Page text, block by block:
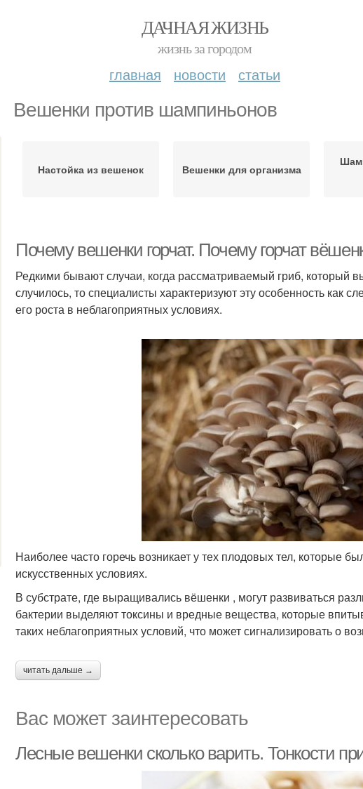
ДАЧНАЯ ЖИЗНЬ
жизнь за городом
главная новости статьи
Вешенки против шампиньонов
Настойка из вешенок Вешенки для организма
Почему вешенки горчат. Почему горчат
Редкими бывают случаи, когда рассматриваемый гриб, который
случилось, то специалисты характеризуют эту особенность как
его роста в неблагоприятных условиях.
Наиболее часто горечь возникает у тех плодовых тел, которые
искусственных условиях.
В субстрате, где выращивались вёшенки , могут развиваться
бактерии выделяют токсины и вредные вещества, которые
таких неблагоприятных условий, что может сигнализировать о
читать дальше →
Вас может заинтересовать
Лесные вешенки сколько варить. Тонкости